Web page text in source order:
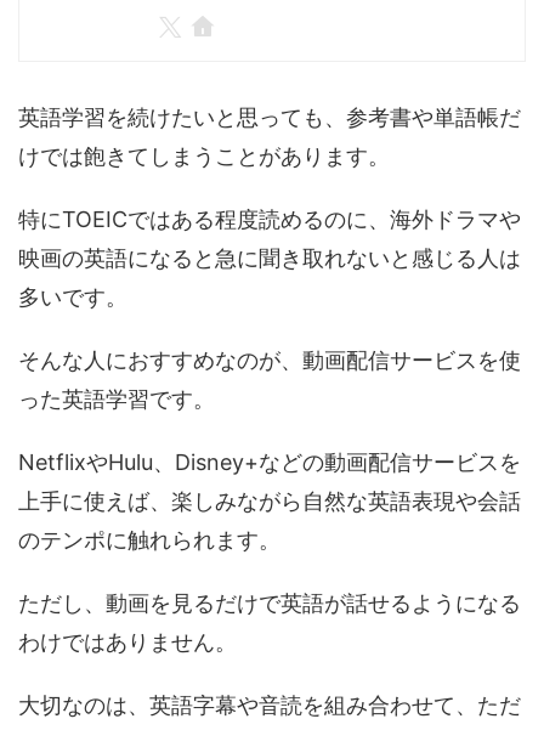
英語学習を続けたいと思っても、参考書や単語帳だ
けでは飽きてしまうことがあります。
特にTOEICではある程度読めるのに、海外ドラマや
映画の英語になると急に聞き取れないと感じる人は
多いです。
そんな人におすすめなのが、動画配信サービスを使
った英語学習です。
NetflixやHulu、Disney+などの動画配信サービスを
上手に使えば、楽しみながら自然な英語表現や会話
のテンポに触れられます。
ただし、動画を見るだけで英語が話せるようになる
わけではありません。
大切なのは、英語字幕や音読を組み合わせて、ただ